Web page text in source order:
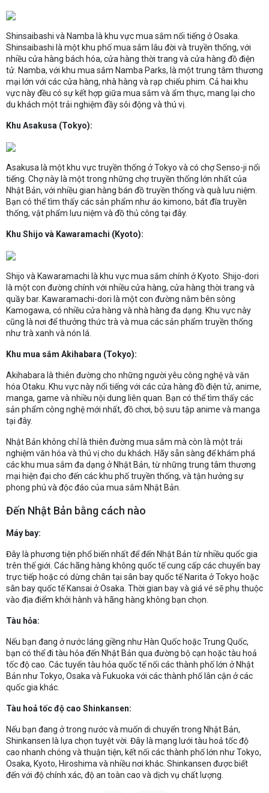
Shinsaibashi và Namba là khu vực mua sắm nổi tiếng ở Osaka.
Shinsaibashi là một khu phố mua sắm lâu đời và truyền thống, với
nhiều cửa hàng bách hóa, cửa hàng thời trang và cửa hàng đồ điện
tử. Namba, với khu mua sắm Namba Parks, là một trung tâm thương
mại lớn với các cửa hàng, nhà hàng và rạp chiếu phim. Cả hai khu
vực này đều có sự kết hợp giữa mua sắm và ẩm thực, mang lại cho
du khách một trải nghiệm đầy sôi động và thú vị.
Khu Asakusa (Tokyo):
Asakusa là một khu vực truyền thống ở Tokyo và có chợ Senso-ji nổi
tiếng. Chợ này là một trong những chợ truyền thống lớn nhất của
Nhật Bản, với nhiều gian hàng bán đồ truyền thống và quà lưu niệm.
Bạn có thể tìm thấy các sản phẩm như áo kimono, bát đĩa truyền
thống, vật phẩm lưu niệm và đồ thủ công tại đây.
Khu Shijo và Kawaramachi (Kyoto):
Shijo và Kawaramachi là khu vực mua sắm chính ở Kyoto. Shijo-dori
là một con đường chính với nhiều cửa hàng, cửa hàng thời trang và
quầy bar. Kawaramachi-dori là một con đường nằm bên sông
Kamogawa, có nhiều cửa hàng và nhà hàng đa dạng. Khu vực này
cũng là nơi để thưởng thức trà và mua các sản phẩm truyền thống
như trà xanh và nón lá.
Khu mua sắm Akihabara (Tokyo):
Akihabara là thiên đường cho những người yêu công nghệ và văn
hóa Otaku. Khu vực này nổi tiếng với các cửa hàng đồ điện tử, anime,
manga, game và nhiều nội dung liên quan. Bạn có thể tìm thấy các
sản phẩm công nghệ mới nhất, đồ chơi, bộ sưu tập anime và manga
tại đây.
Nhật Bản không chỉ là thiên đường mua sắm mà còn là một trải
nghiệm văn hóa và thú vị cho du khách. Hãy sẵn sàng để khám phá
các khu mua sắm đa dạng ở Nhật Bản, từ những trung tâm thương
mại hiện đại cho đến các khu phố truyền thống, và tận hưởng sự
phong phú và độc đáo của mua sắm Nhật Bản.
Đến Nhật Bản bằng cách nào
Máy bay:
Đây là phương tiện phổ biến nhất để đến Nhật Bản từ nhiều quốc gia
trên thế giới. Các hãng hàng không quốc tế cung cấp các chuyến bay
trực tiếp hoặc có dừng chân tại sân bay quốc tế Narita ở Tokyo hoặc
sân bay quốc tế Kansai ở Osaka. Thời gian bay và giá vé sẽ phụ thuộc
vào địa điểm khởi hành và hãng hàng không bạn chọn.
Tàu hỏa:
Nếu bạn đang ở nước láng giềng như Hàn Quốc hoặc Trung Quốc,
bạn có thể đi tàu hỏa đến Nhật Bản qua đường bộ cạn hoặc tàu hoả
tốc độ cao. Các tuyến tàu hỏa quốc tế nối các thành phố lớn ở Nhật
Bản như Tokyo, Osaka và Fukuoka với các thành phố lân cận ở các
quốc gia khác.
Tàu hoả tốc độ cao Shinkansen:
Nếu bạn đang ở trong nước và muốn di chuyển trong Nhật Bản,
Shinkansen là lựa chọn tuyệt vời. Đây là mạng lưới tàu hoả tốc độ
cao nhanh chóng và thuận tiện, kết nối các thành phố lớn như Tokyo,
Osaka, Kyoto, Hiroshima và nhiều nơi khác. Shinkansen được biết
đến với độ chính xác, độ an toàn cao và dịch vụ chất lượng.